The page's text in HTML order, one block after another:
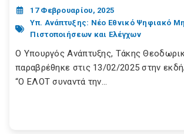
17 Φεβρουαρίου, 2025
Υπ. Ανάπτυξης: Νέο Εθνικό Ψηφιακό
Πιστοποιήσεων και Ελέγχων
Ο Υπουργός Ανάπτυξης, Τάκης
παραβρέθηκε στις 13/02/2025 στην
“Ο ΕΛΟΤ συναντά την...